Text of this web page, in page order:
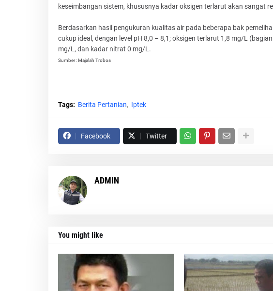
keseimbangan sistem, khususnya kadar oksigen terlarut akan sangat
Berdasarkan hasil pengukuran kualitas air pada beberapa bak
cukup ideal, dengan level pH 8,0 – 8,1; oksigen terlarut 1,8 mg/L
mg/L, dan kadar nitrat 0 mg/L.
Sumber : Majalah Trobos
Tags: Berita Pertanian Iptek
Facebook Twitter
ADMIN
You might like